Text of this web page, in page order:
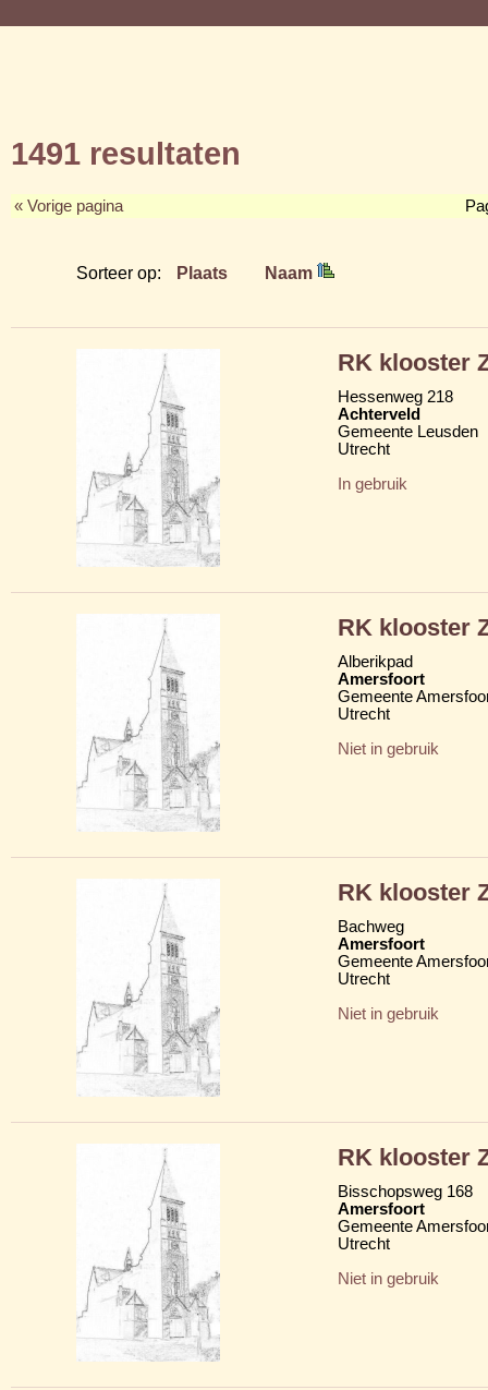
1491 resultaten
« Vorige pagina
Sorteer op: Plaats Naam
RK klooster
Hessenweg 218
Achterveld
Gemeente Leusden
Utrecht
In gebruik
RK klooster
Alberikpad
Amersfoort
Gemeente
Utrecht
Niet in gebruik
RK klooster
Bachweg
Amersfoort
Gemeente
Utrecht
Niet in gebruik
RK klooster
Bisschopsweg 168
Amersfoort
Gemeente
Utrecht
Niet in gebruik